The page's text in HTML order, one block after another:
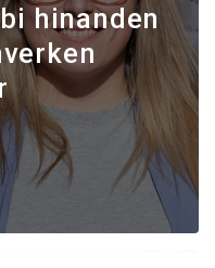
hinanden